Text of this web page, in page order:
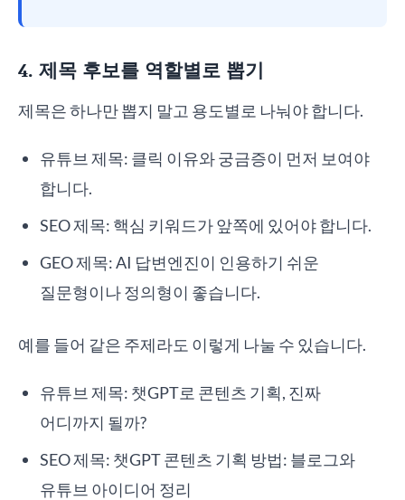
4. 제목 후보를 역할별로 뽑기
제목은 하나만 뽑지 말고 용도별로 나눠야 합니다.
유튜브 제목: 클릭 이유와 궁금증이 먼저 보여야
합니다.
SEO 제목: 핵심 키워드가 앞쪽에 있어야 합니다.
GEO 제목: AI 답변엔진이 인용하기 쉬운
질문형이나 정의형이 좋습니다.
예를 들어 같은 주제라도 이렇게 나눌 수 있습니다.
유튜브 제목: 챗GPT로 콘텐츠 기획, 진짜
어디까지 될까?
SEO 제목: 챗GPT 콘텐츠 기획 방법: 블로그와
유튜브 아이디어 정리